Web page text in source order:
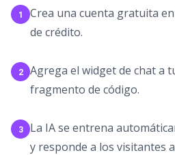
1
Crea una cuenta gratuita
de crédito.
2
Agrega el widget de chat a
fragmento de código.
3
La IA se entrena
y responde a los visitantes